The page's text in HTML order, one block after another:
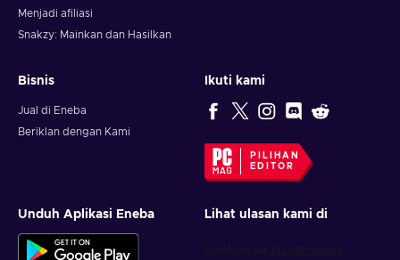
Menjadi afiliasi
Snakzy: Mainkan dan Hasilkan
Bisnis
Jual di Eneba
Beriklan dengan Kami
Ikuti kami
PILIHAN
EDITOR
Unduh Aplikasi Eneba Lihat ulasan kami di